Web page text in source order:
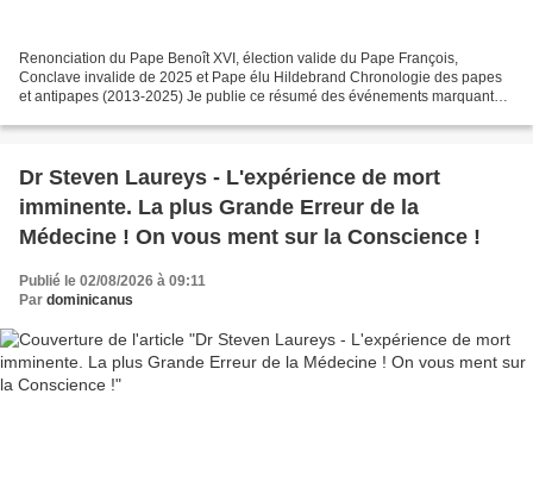
Renonciation du Pape Benoît XVI, élection valide du Pape François,
Conclave invalide de 2025 et Pape élu Hildebrand Chronologie des papes
et antipapes (2013-2025) Je publie ce résumé des événements marquants
Dr Steven Laureys - L'expérience de mort
imminente. La plus Grande Erreur de la
Médecine ! On vous ment sur la Conscience !
Publié le 02/08/2026 à 09:11
Par dominicanus